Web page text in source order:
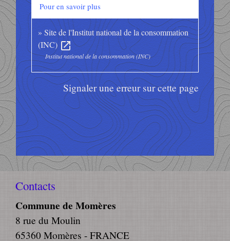
Pour en savoir plus
Site de l'Institut national de la consommation
(INC)open_in_new
Institut national de la consommation (INC)
Signaler une erreur sur cette page
Contacts
Commune de Momères
8 rue du Moulin
65360 Momères - FRANCE